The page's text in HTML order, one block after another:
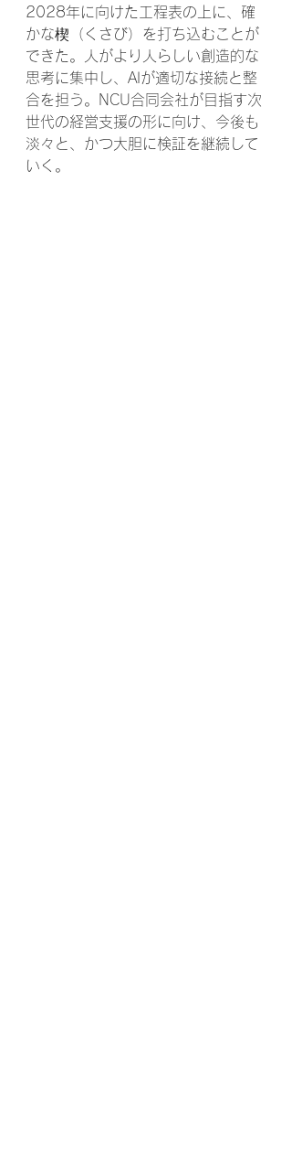
2028年に向けた工程表の上に、確
かな楔（くさび）を打ち込むことが
できた。人がより人らしい創造的な
思考に集中し、AIが適切な接続と整
合を担う。NCU合同会社が目指す次
世代の経営支援の形に向け、今後も
淡々と、かつ大胆に検証を継続して
いく。